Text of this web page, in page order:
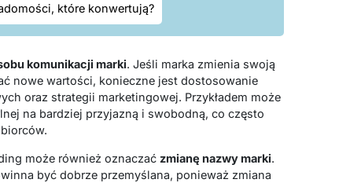
które konwertują?
komunikacji marki. Jeśli marka zmienia swoją
nowe wartości, konieczne jest dostosowanie
oraz strategii marketingowej. Przykładem może
na bardziej przyjazną i swobodną, co często
może również oznaczać zmianę nazwy marki.
być dobrze przemyślana, ponieważ zmiana